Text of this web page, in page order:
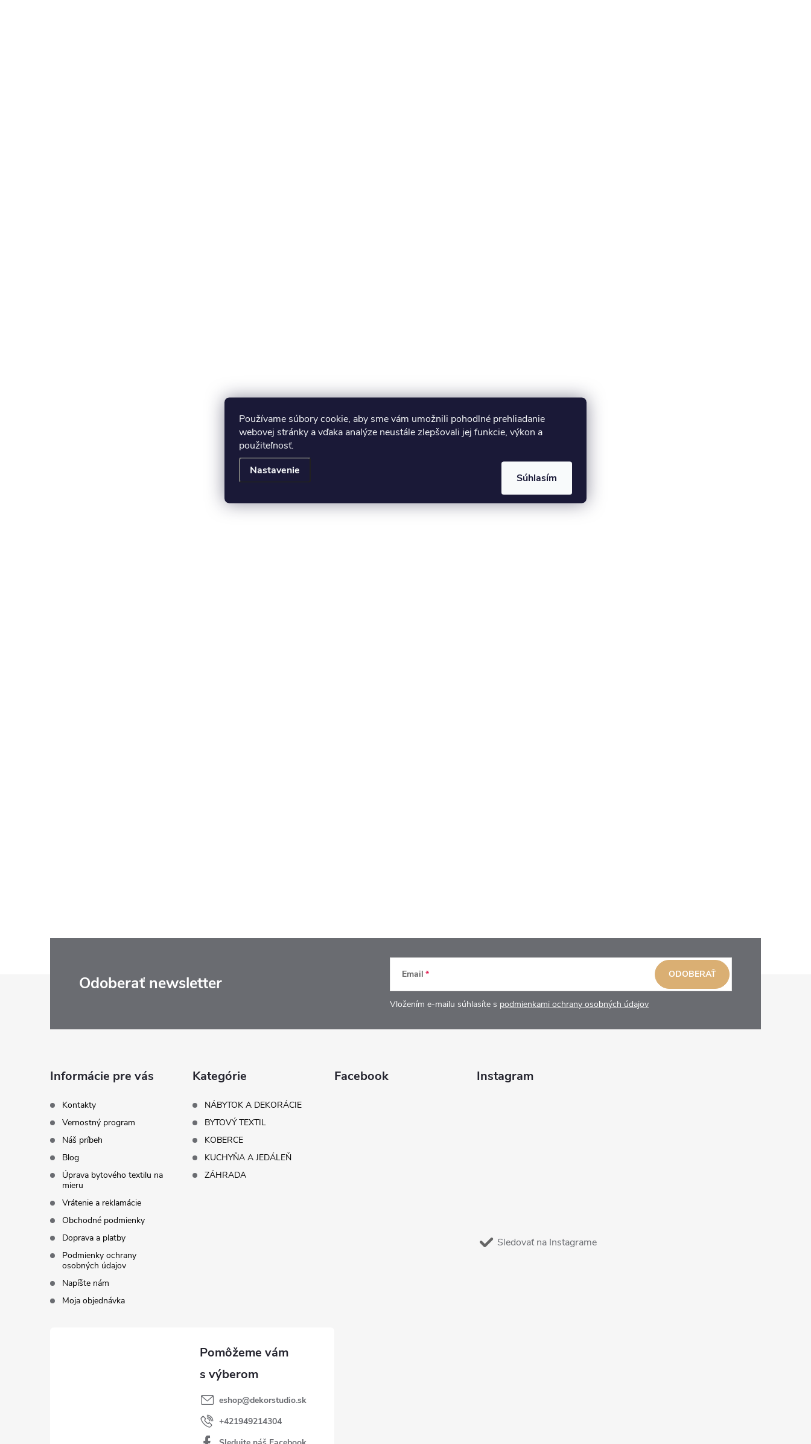
Používame súbory cookie, aby sme vám umožnili pohodlné prehliadanie
webovej stránky a vďaka analýze neustále zlepšovali jej funkcie, výkon a
použiteľnosť.
Nastavenie
Súhlasím
Odoberať newsletter Email
Vložením e-mailu súhlasíte s podmienkami ochrany osobných údajov
ODOBERAŤ
Informácie pre vás
Kontakty
Vernostný program
Náš príbeh
Blog
Úprava bytového textilu na
mieru
Vrátenie a reklamácie
Obchodné podmienky
Doprava a platby
Podmienky ochrany
osobných údajov
Napíšte nám
Moja objednávka
Kategórie
NÁBYTOK A DEKORÁCIE
BYTOVÝ TEXTIL
KOBERCE
KUCHYŇA A JEDÁLEŇ
ZÁHRADA
Facebook Instagram
Sledovať na Instagrame
eshop@dekorstudio.sk
+421949214304